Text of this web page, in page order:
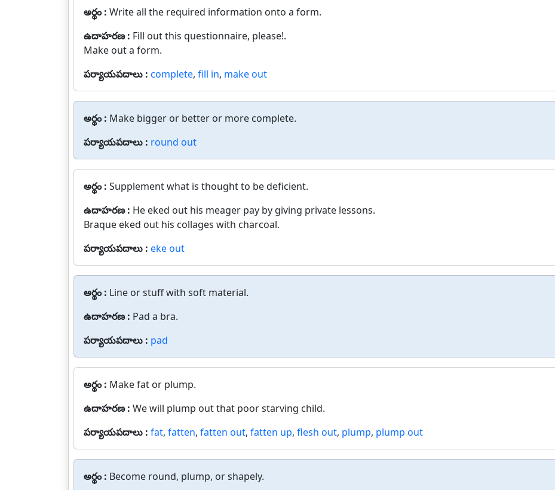
అర్థం : Write all the required information onto a form.
ఉదాహరణ : Fill out this questionnaire, please!.
Make out a form.
పర్యాయపదాలు : complete, fill in, make out
అర్థం : Make bigger or better or more complete.
పర్యాయపదాలు : round out
అర్థం : Supplement what is thought to be deficient.
ఉదాహరణ : He eked out his meager pay by giving private lessons.
Braque eked out his collages with charcoal.
పర్యాయపదాలు : eke out
అర్థం : Line or stuff with soft material.
ఉదాహరణ : Pad a bra.
పర్యాయపదాలు : pad
అర్థం : Make fat or plump.
ఉదాహరణ : We will plump out that poor starving child.
పర్యాయపదాలు : fat, fatten, fatten out, fatten up, flesh out, plump, plump out
అర్థం : Become round, plump, or shapely.